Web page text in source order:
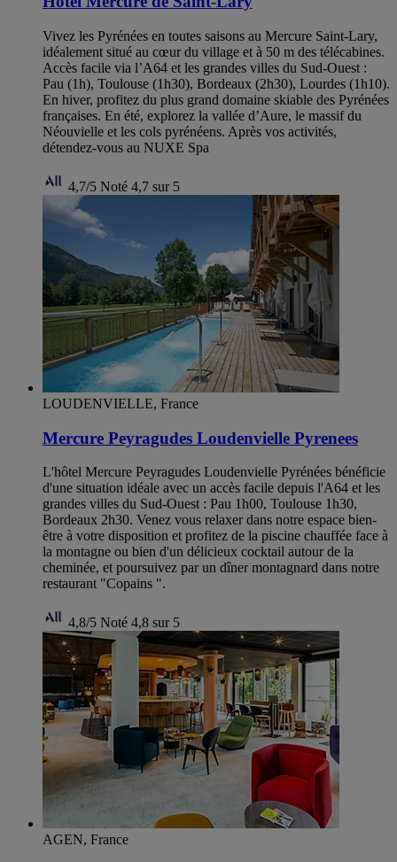
Vivez les Pyrénées en toutes saisons au Mercure Saint-Lary,
idéalement situé au cœur du village et à 50 m des télécabines.
Accès facile via l’A64 et les grandes villes du Sud-Ouest :
Pau (1h), Toulouse (1h30), Bordeaux (2h30), Lourdes (1h10).
En hiver, profitez du plus grand domaine skiable des Pyrénées
françaises. En été, explorez la vallée d’Aure, le massif du
Néouvielle et les cols pyrénéens. Après vos activités,
détendez-vous au NUXE Spa
4,7/5 Noté 4,7 sur 5
LOUDENVIELLE, France
Mercure Peyragudes Loudenvielle Pyrenees
L'hôtel Mercure Peyragudes Loudenvielle Pyrénées bénéficie
d'une situation idéale avec un accès facile depuis l'A64 et les
grandes villes du Sud-Ouest : Pau 1h00, Toulouse 1h30,
Bordeaux 2h30. Venez vous relaxer dans notre espace bien-
être à votre disposition et profitez de la piscine chauffée face à
la montagne ou bien d'un délicieux cocktail autour de la
cheminée, et poursuivez par un dîner montagnard dans notre
restaurant "Copains ".
4,8/5 Noté 4,8 sur 5
AGEN, France